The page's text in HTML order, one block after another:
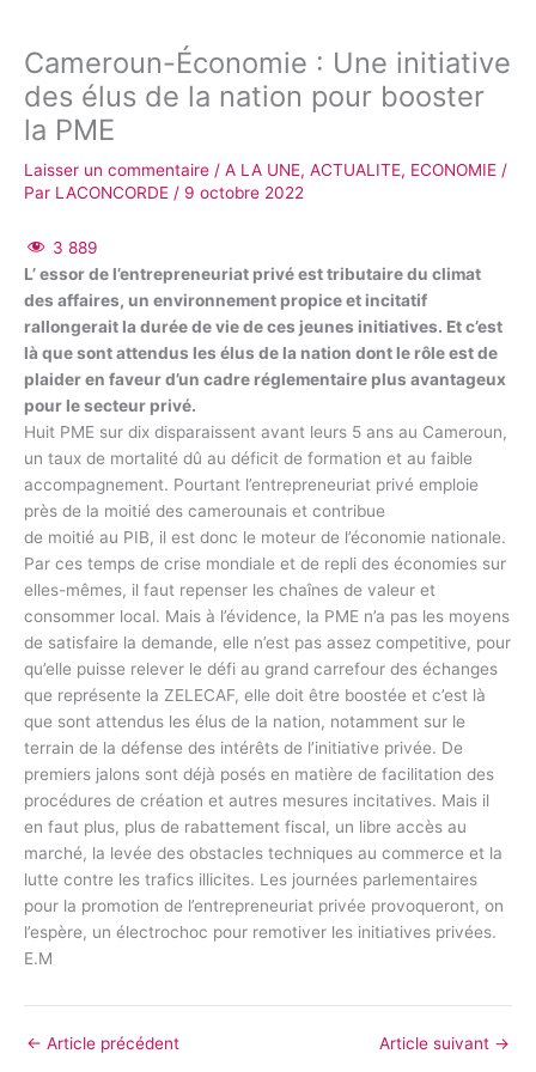
Cameroun-Économie : Une initiative
des élus de la nation pour booster
la PME
Laisser un commentaire / A LA UNE, ACTUALITE, ECONOMIE /
Par LACONCORDE / 9 octobre 2022
3 889
L’ essor de l’entrepreneuriat privé est tributaire du climat
des affaires, un environnement propice et incitatif
rallongerait la durée de vie de ces jeunes initiatives. Et c’est
là que sont attendus les élus de la nation dont le rôle est de
plaider en faveur d’un cadre réglementaire plus avantageux
pour le secteur privé.
Huit PME sur dix disparaissent avant leurs 5 ans au Cameroun,
un taux de mortalité dû au déficit de formation et au faible
accompagnement. Pourtant l’entrepreneuriat privé emploie
près de la moitié des camerounais et contribue
de moitié au PIB, il est donc le moteur de l’économie nationale.
Par ces temps de crise mondiale et de repli des économies sur
elles-mêmes, il faut repenser les chaînes de valeur et
consommer local. Mais à l’évidence, la PME n’a pas les moyens
de satisfaire la demande, elle n’est pas assez competitive, pour
qu’elle puisse relever le défi au grand carrefour des échanges
que représente la ZELECAF, elle doit être boostée et c’est là
que sont attendus les élus de la nation, notamment sur le
terrain de la défense des intérêts de l’initiative privée. De
premiers jalons sont déjà posés en matière de facilitation des
procédures de création et autres mesures incitatives. Mais il
en faut plus, plus de rabattement fiscal, un libre accès au
marché, la levée des obstacles techniques au commerce et la
lutte contre les trafics illicites. Les journées parlementaires
pour la promotion de l’entrepreneuriat privée provoqueront, on
l’espère, un électrochoc pour remotiver les initiatives privées.
E.M
← Article précédent Article suivant →